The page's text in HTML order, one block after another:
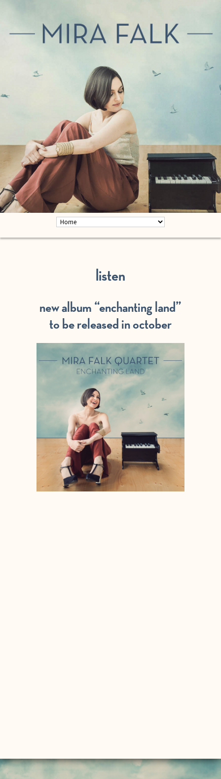
listen
new album “enchanting land”
to be released in october